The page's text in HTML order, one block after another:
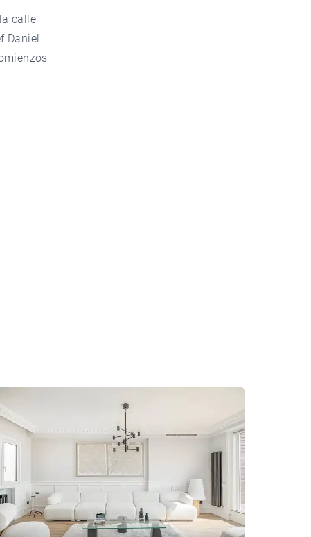
calle
Daniel